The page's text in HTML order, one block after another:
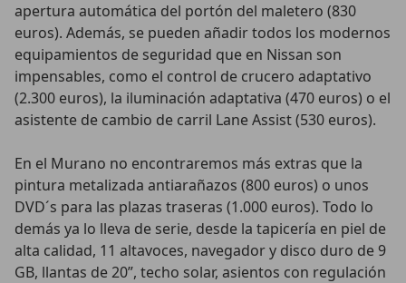
apertura automática del portón del maletero (830
euros). Además, se pueden añadir todos los modernos
equipamientos de seguridad que en Nissan son
impensables, como el control de crucero adaptativo
(2.300 euros), la iluminación adaptativa (470 euros) o el
asistente de cambio de carril Lane Assist (530 euros).
En el Murano no encontraremos más extras que la
pintura metalizada antiarañazos (800 euros) o unos
DVD´s para las plazas traseras (1.000 euros). Todo lo
demás ya lo lleva de serie, desde la tapicería en piel de
alta calidad, 11 altavoces, navegador y disco duro de 9
GB, llantas de 20”, techo solar, asientos con regulación